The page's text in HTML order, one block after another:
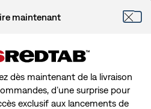
maintenant
dès maintenant de la livraison
d’une surprise pour
exclusif aux lancements de